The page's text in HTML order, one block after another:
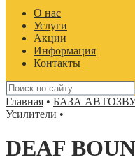
О нас
Услуги
Акции
Информация
Контакты
Главная • БАЗА
Усилители •
DEAF